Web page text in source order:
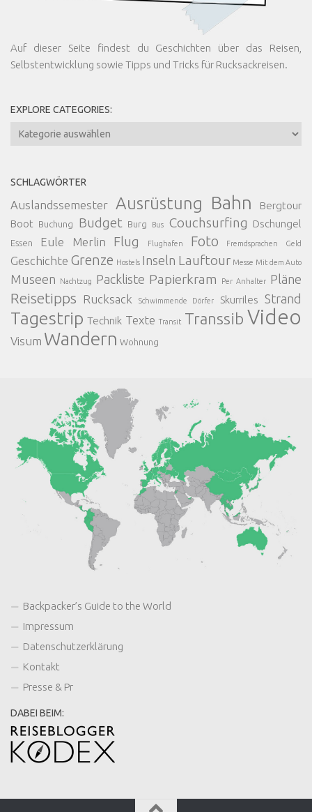
Auf dieser Seite findest du Geschichten über das Reisen,
Selbstentwicklung sowie Tipps und Tricks für Rucksackreisen.
EXPLORE CATEGORIES:
Explore
SCHLAGWÖRTER
Auslandssemester Ausrüstung Bahn
Bergtour
Boot
Buchung Budget Burg Bus Couchsurfing Dschungel
Essen Eule Merlin Flug Flughafen Foto Fremdsprachen Geld
Geschichte Grenze Hostels Inseln Lauftour Messe Mit dem Auto
Museen Nachtzug Packliste Papierkram Per Anhalter Pläne
Reisetipps Rucksack Schwimmende Dörfer Skurriles Strand
Tagestrip Technik Texte Transit Transsib Video
Visum Wandern Wohnung
Backpacker’s Guide to the World
Impressum
Datenschutzerklärung
Kontakt
Presse & Pr
DABEI BEIM: